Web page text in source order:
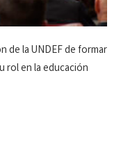
de la UNDEF de formar
rol en la educación